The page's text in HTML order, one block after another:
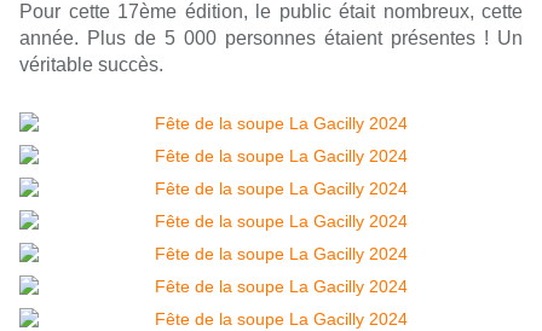
Pour cette 17ème édition, le public était nombreux, cette
année. Plus de 5 000 personnes étaient présentes ! Un
véritable succès.